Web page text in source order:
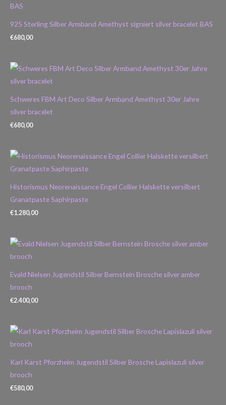
925 Sterling Silber Armband Amethyst signiert silver bracelet BAS
€680,00
Schweres FBM Art Deco Silber Armband Amethyst 30er Jahre
silver bracelet
€680,00
Historismus Neorenaissance Engel Collier Halskette versilbert
Granatpaste Saphirpaste
€1.280,00
Evald Nielsen Jugendstil Silber Bernstein Brosche silver amber
brooch
€2.400,00
Karl Karst Pforzheim Jugendstil Silber Brosche Lapislazuli silver
brooch
€580,00